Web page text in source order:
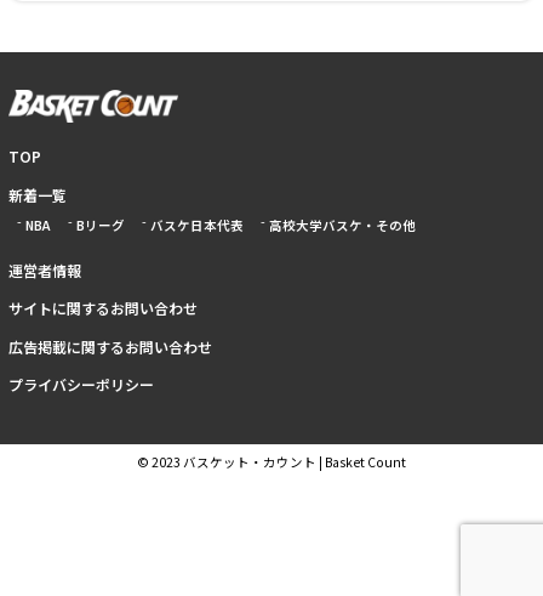
TOP
新着一覧
NBA Bリーグ バスケ日本代表 高校大学バスケ・その他
運営者情報
サイトに関するお問い合わせ
広告掲載に関するお問い合わせ
プライバシーポリシー
© 2023 バスケット・カウント | Basket Count